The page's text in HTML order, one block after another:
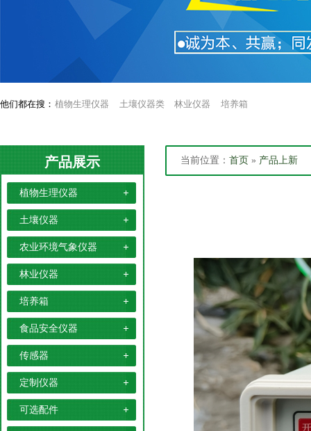
他们都在搜： 植物生理仪器 土壤仪器类 林业仪器 培养箱
产品展示
植物生理仪器
土壤仪器
农业环境气象仪器
林业仪器
培养箱
食品安全仪器
传感器
定制仪器
可选配件
当前位置： 首页 » 产品上新